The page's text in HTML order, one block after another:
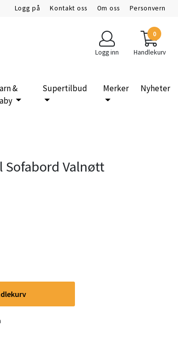
Logg på Kontakt oss Om oss Personvern
Logg inn
0
Handlekurv
&
Supertilbud Merker Nyheter
Sofabord Valnøtt